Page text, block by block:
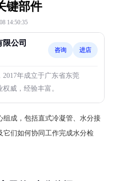
键部件
14:50:35
公司
咨询 进店
年成立于广东省东莞
威，经验丰富。
组成，包括直式冷凝管、水分接
们如何协同工作完成水分检